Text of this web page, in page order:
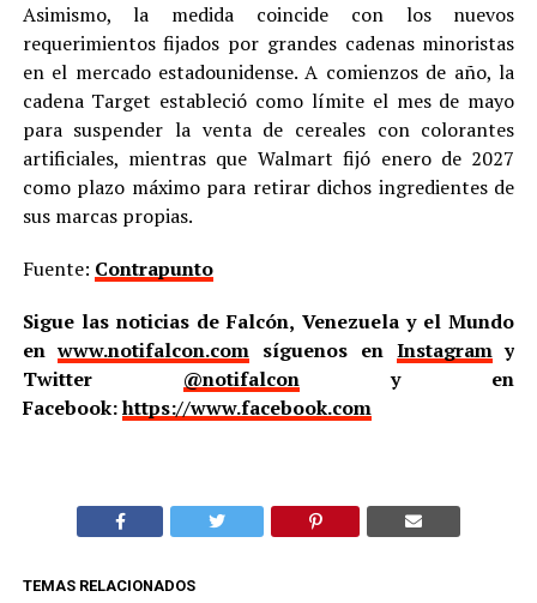
Asimismo, la medida coincide con los nuevos
requerimientos fijados por grandes cadenas minoristas
en el mercado estadounidense. A comienzos de año, la
cadena Target estableció como límite el mes de mayo
para suspender la venta de cereales con colorantes
artificiales, mientras que Walmart fijó enero de 2027
como plazo máximo para retirar dichos ingredientes de
sus marcas propias.
Fuente: Contrapunto
Sigue las noticias de Falcón, Venezuela y el Mundo
enwww.notifalcon.com síguenos en Instagramy
Twitter @notifalcony en
Facebook:https://www.facebook.com
TEMAS RELACIONADOS